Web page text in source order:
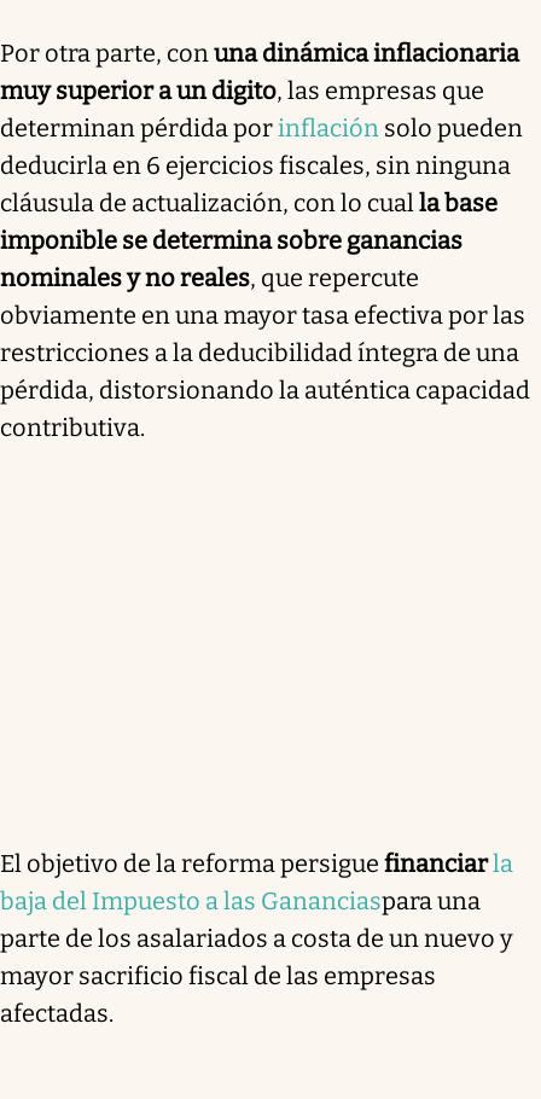
Por otra parte, conuna dinámica inflacionaria
muy superior a un digito, las empresas que
determinan pérdida porinflación solo pueden
deducirla en 6 ejercicios fiscales, sin ninguna
cláusula de actualización, con lo cualla base
imponible se determina sobre ganancias
nominales y no reales, que repercute
obviamente en una mayor tasa efectiva por las
restricciones a la deducibilidad íntegra de una
pérdida, distorsionando la auténtica capacidad
contributiva.
El objetivo de la reforma persigue financiarla
baja del Impuesto a las Gananciaspara una
parte de los asalariados a costa de un nuevo y
mayor sacrificio fiscal de las empresas
afectadas.